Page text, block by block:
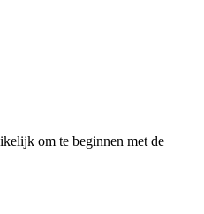
om te beginnen met de